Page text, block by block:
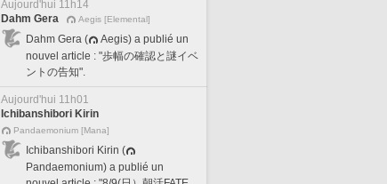
Aujourd'hui 11h14
Dahm Gera
Aegis [Elemental]
Dahm Gera (
Aegis) a publié un
nouvel article : "歩幅の確認と謎イベ
ントの告知".
Aujourd'hui 11h01
Ichibanshibori Kirin
Pandaemonium [Mana]
Ichibanshibori Kirin (
Pandaemonium) a publié un